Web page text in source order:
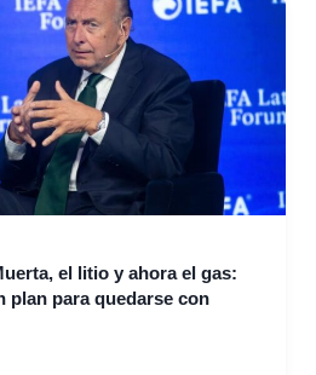
el litio y ahora el gas:
plan para quedarse con